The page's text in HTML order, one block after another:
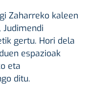
Zaharreko kaleen
gertu. Hori dela
espazioak
eta
ditu.